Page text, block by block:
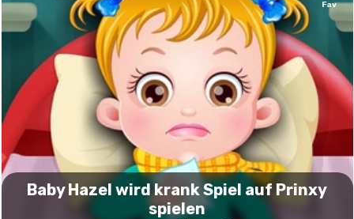
Baby Hazel wird krank Spiel auf Prinxy
spielen